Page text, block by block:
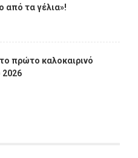
από τα γέλια»!
πρώτο καλοκαιρινό
2026